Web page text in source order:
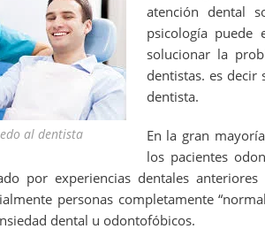
al dentista
atención dental
psicología puede
solucionar la
dentistas. es
dentista.
En la gran
los pacientes
por experiencias dentales
personas completamente
dental u odontofóbicos.